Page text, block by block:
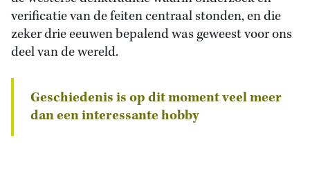
verificatie van de feiten centraal stonden, en die
zeker drie eeuwen bepalend was geweest voor ons
deel van de wereld.
Geschiedenis is op dit moment veel meer
dan een interessante hobby